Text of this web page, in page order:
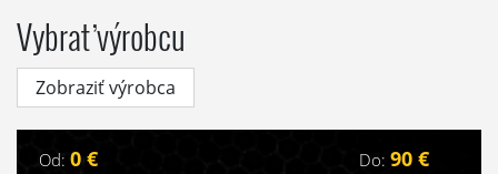
Vybrať výrobcu
Zobraziť výrobca
Od: 0 € Do: 90 €